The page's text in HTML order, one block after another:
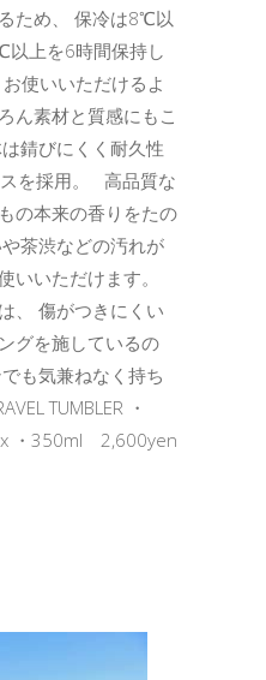
ため、 保冷は8℃以
上を6時間保持し
使いいただけるよ
ん素材と質感にもこ
錆びにくく耐久性
を採用。 高品質な
の本来の香りをたの
茶渋などの汚れが
いいただけます。
、 傷がつきにくい
グを施しているの
も気兼ねなく持ち
TUMBLER ・
・350ml 2,600yen